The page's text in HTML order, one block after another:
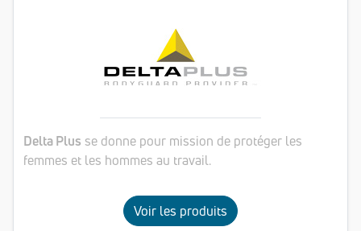
Delta Plus se donne pour mission de protéger les
femmes et les hommes au travail.
Voir les produits